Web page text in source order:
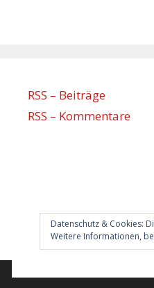
Datenschutz & Cookies:
Weitere Informationen,
RSS – Beiträge
RSS – Kommentare